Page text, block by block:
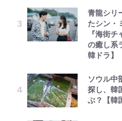
青龍シリ
たシン・
『海街
の癒し系
韓ドラ】
ソウル中
探し、韓
ぶ？【韓